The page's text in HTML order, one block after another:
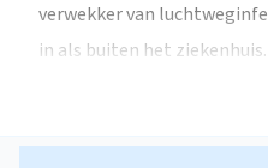
verwekker van
in als buiten het